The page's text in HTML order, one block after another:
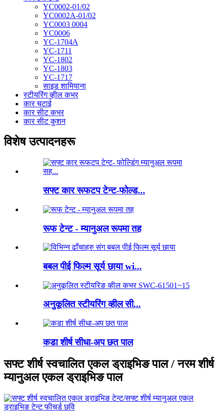
YC0002-01/02
YC0002A-01/02
YC0003 0004
YC0006
YC-1704A
YC-1711
YC-1802
YC-1803
YC-1717
साइड शामियाना
स्टीयरिंग व्हील कभर
कार चटाई
कार सीट कभर
कार सीट कुशन
विशेष उत्पादनहरू
सफ्ट कार रूफटप टेन्ट-फोल्ड...
रूफ टेन्ट - म्यानुअल रूपमा तह
बबल पीई फिल्म सूर्य छाया wi...
अनुकूलित स्टीयरिंग व्हील सी...
कडा शीर्ष सीधा-अप छत पाल
सफ्ट शीर्ष स्वचालित एकल ड्राइभिङ पाल / नरम शीर्ष
म्यानुअल एकल ड्राइभिङ पाल